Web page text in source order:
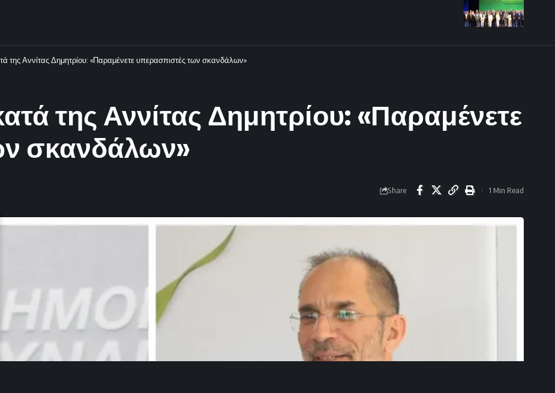
της Αννίτας Δημητρίου: «Παραμένετε υπερασπιστές των σκανδάλων»
της Αννίτας Δημητρίου: «Παραμένετε
σκανδάλων»
Share 1 Min Read